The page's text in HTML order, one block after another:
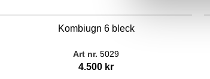
Kombiugn 6 bleck
Art nr. 5029
4.500 kr